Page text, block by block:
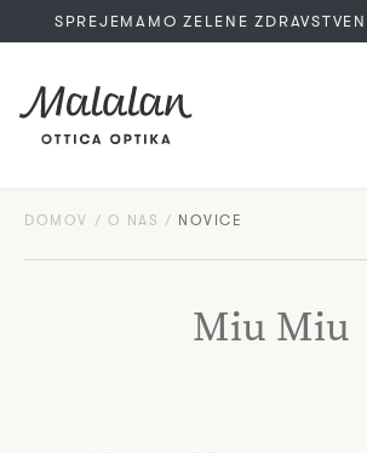
SPREJEMAMO ZELENE
DOMOV O NAS NOVICE
Miu Miu